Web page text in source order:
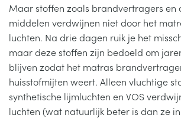
Maar stoffen zoals brandvertragers en
middelen verdwijnen niet door het
luchten. Na drie dagen ruik je het
maar deze stoffen zijn bedoeld om
blijven zodat het matras
huisstofmijten weert. Alleen vluchtige
synthetische lijmluchten en VOS
luchten (wat natuurlijk beter is dan ze